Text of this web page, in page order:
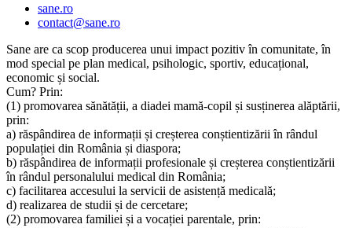
sane.ro
contact@sane.ro
Sane are ca scop producerea unui impact pozitiv în comunitate, în
mod special pe plan medical, psihologic, sportiv, educațional,
economic și social.
Cum? Prin:
(1) promovarea sănătății, a diadei mamă-copil și susținerea alăptării,
prin:
a) răspândirea de informații și creșterea conștientizării în rândul
populației din România și diaspora;
b) răspândirea de informații profesionale și creșterea conștientizării
în rândul personalului medical din România;
c) facilitarea accesului la servicii de asistență medicală;
d) realizarea de studii și de cercetare;
(2) promovarea familiei și a vocației parentale, prin: